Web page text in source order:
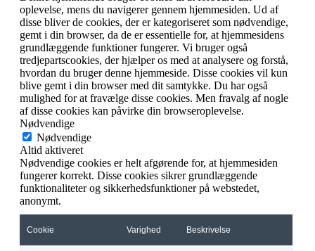
oplevelse, mens du navigerer gennem hjemmesiden. Ud af
disse bliver de cookies, der er kategoriseret som nødvendige,
gemt i din browser, da de er essentielle for, at hjemmesidens
grundlæggende funktioner fungerer. Vi bruger også
tredjepartscookies, der hjælper os med at analysere og forstå,
hvordan du bruger denne hjemmeside. Disse cookies vil kun
blive gemt i din browser med dit samtykke. Du har også
mulighed for at fravælge disse cookies. Men fravalg af nogle
af disse cookies kan påvirke din browseroplevelse.
Nødvendige
Nødvendige
Altid aktiveret
Nødvendige cookies er helt afgørende for, at hjemmesiden
fungerer korrekt. Disse cookies sikrer grundlæggende
funktionaliteter og sikkerhedsfunktioner på webstedet,
anonymt.
Cookie Varighed Beskrivelse